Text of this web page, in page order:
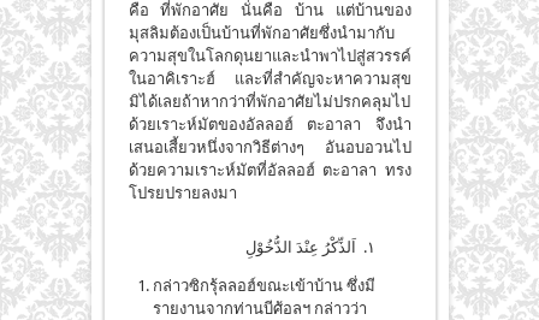
คือ ที่พักอาศัย นั่นคือ บ้าน แต่บ้านของ
มุสลิมต้องเป็นบ้านที่พักอาศัยซึ่งนำมากับ
ความสุขในโลกดุนยาและนำพาไปสู่สวรรค์
ในอาคิเราะฮ์ และที่สำคัญจะหาความสุข
มิได้เลยถ้าหากว่าที่พักอาศัยไม่ปรกคลุมไป
ด้วยเราะห์มัตของอัลลอฮ์ ตะอาลา จึงนำ
เสนอเสี้ยวหนึ่งจากวิธีต่างๆ อันอบอวนไป
ด้วยความเราะห์มัตที่อัลลอฮ์ ตะอาลา ทรง
โปรยปรายลงมา
กล่าวซิกรุ้ลลอฮ์ขณะเข้าบ้าน ซึ่งมี
รายงานจากท่านบีศ้อลฯ กล่าวว่า